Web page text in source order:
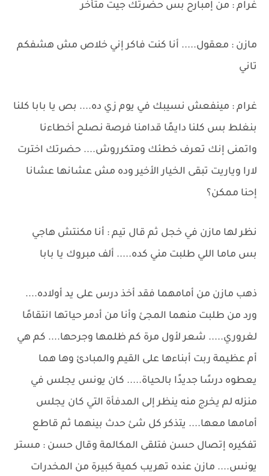
غرام : من إمبارح بس حضرتك جيت متأخر
مازن : معقول..... أنا كنت فاكر إني خلاص مش هشفكم
تاني
غرام : مينفعش نسيبك في يوم زي ده.... بص يا بابا كلنا
بنغلط بس كلنا دايمًا قدامنا فرصة نصلح أخطاءنا
واتمنى إنك تعرف خطئك ومتكرروش.... حضرتك اخترت
لارا وياريت تبقى الخيار الأخير وده مش عشانها عشانا
إحنا ممكن؟
نظر لها مازن في خجل ثم قال تيم : أنا مكنتش هاجي
بس ماما اللي طلبت مني كده..... ألف مبروك يا بابا
ذهب مازن من أمامهما فقد أخذ درس على يد أولاده....
ورد من طلبت منهما المجئ وأنا من أدمر حياتها انتقامًا
لغروري..... شعر لأول مرة كم ظلمها وجرحها.... كم هي
أم عظيمة ربت أبناءها على القيم والمبادئ وها هما
يعطوه درسًا جديدًا بالحياة..... كان يونس يجلس في
منزله لم يخرج منه ينظر إلى المدفأة التي كان يجلس
أمامها معها.... يتذكر كل شئ حدث بينهما ثم قاطع
تفكيره إتصال حسن فتلقى المكالمة وقال حسن : مستر
يونس.... مازن عنده تهريب كمية كبيرة من المخدرات